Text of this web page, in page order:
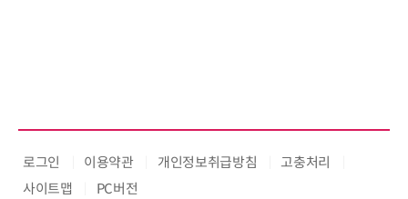
로그인 이용약관 개인정보취급방침
고충처리
사이트맵
PC버전